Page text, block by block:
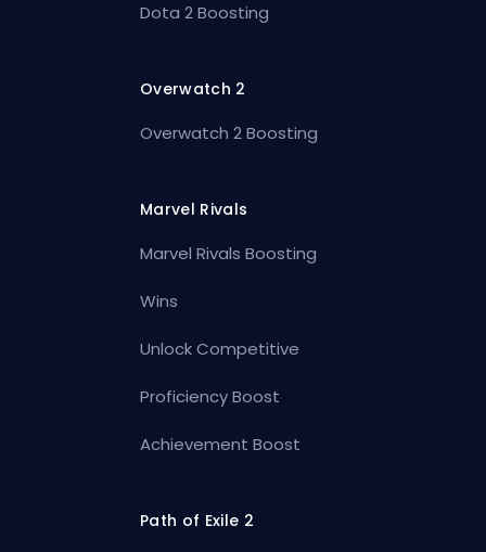
Dota 2 Boosting
Overwatch 2
Overwatch 2 Boosting
Marvel Rivals
Marvel Rivals Boosting
Wins
Unlock Competitive
Proficiency Boost
Achievement Boost
Path of Exile 2